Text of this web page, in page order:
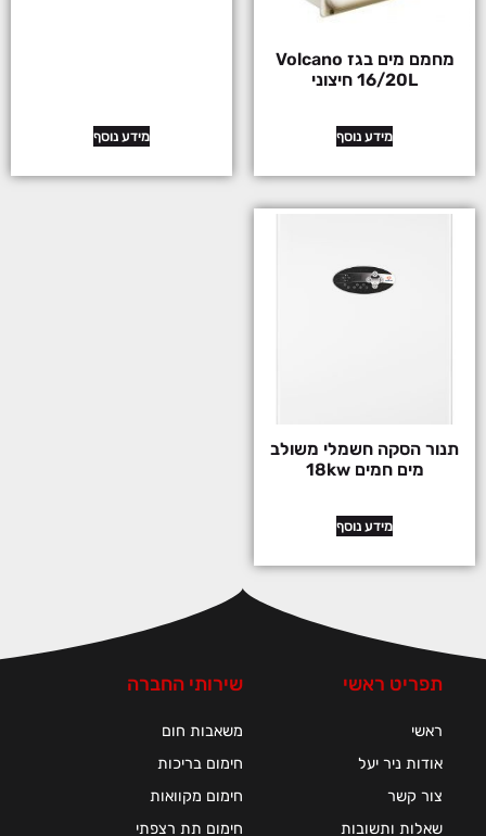
מחמם מים בגז Volcano
16/20L חיצוני
מידע נוסף מידע נוסף
תנור הסקה חשמלי משולב
מים חמים 18kw
מידע נוסף
תפריט ראשי
ראשי
אודות ניר יעל
צור קשר
שאלות ותשובות
שירותי החברה
משאבות חום
חימום בריכות
חימום מקוואות
חימום תת רצפתי